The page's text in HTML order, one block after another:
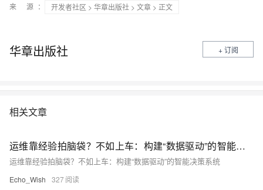
来 源：
开发者社区 > 华章出版社 > 文章 > 正文
华章出版社 + 订阅
相关文章
运维靠经验拍脑袋？不如上车：构建“数据驱动”的智能决策系统
运维靠经验拍脑袋？不如上车：构建“数据驱动”的智能决策系统
Echo_Wish 327